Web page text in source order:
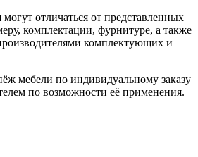
отличаться от представленных
комплектации, фурнитуре, а также
комплектующих и
мебели по индивидуальному заказу
по возможности её применения.